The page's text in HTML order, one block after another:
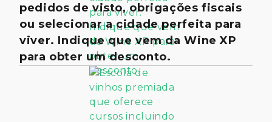
pedidos de visto, obrigações fiscais
ou selecionar a cidade perfeita para
viver. Indique que vem da Wine XP
para obter um desconto.